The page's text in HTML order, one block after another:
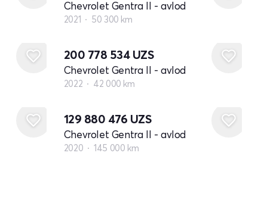
Chevrolet Gentra II - avlod
2021 50 300 km
200 778 534 UZS
Chevrolet Gentra II - avlod
2022 42 000 km
129 880 476 UZS
Chevrolet Gentra II - avlod
2020 145 000 km